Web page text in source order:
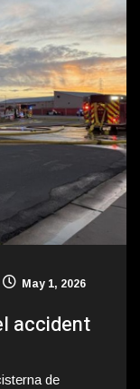
May 1, 2026
accident
de